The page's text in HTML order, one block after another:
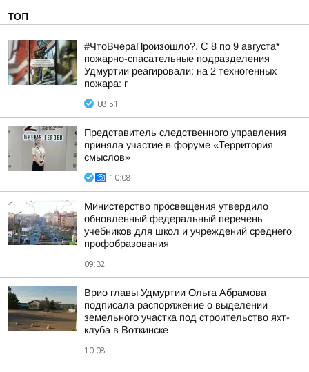
ТОП
#ЧтоВчераПроизошло?. С 8 по 9 августа*
пожарно-спасательные подразделения
Удмуртии реагировали: на 2 техногенных
пожара: г
08:51
Представитель следственного управления
приняла участие в форуме «Территория
смыслов»
10:08
Министерство просвещения утвердило
обновленный федеральный перечень
учебников для школ и учреждений среднего
профобразования
09:32
Врио главы Удмуртии Ольга Абрамова
подписала распоряжение о выделении
земельного участка под строительство яхт-
клуба в Воткинске
10:08